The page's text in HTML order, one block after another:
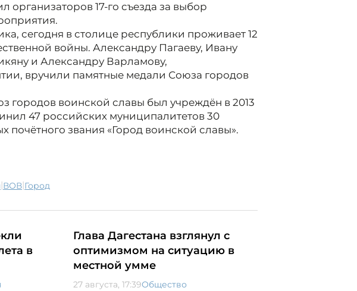
организаторов 17-го съезда за выбор
сегодня в столице республики проживает 12
войны. Александру Пагаеву, Ивану
и Александру Варламову,
вручили памятные медали Союза городов
городов воинской славы был учреждён в 2013
47 российских муниципалитетов 30
почётного звания «Город воинской славы».
| ВОВ| город
в
Глава Дагестана взглянул с
оптимизмом на ситуацию в
местной умме
27 августа, 17:39Общество